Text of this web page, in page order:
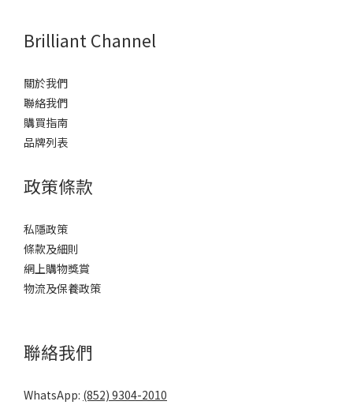
Brilliant Channel
關於我們
聯絡我們
購買指南
品牌列表
政策條款
私隱政策
條款及細則
網上購物獎賞
物流及保養政策
聯絡我們
WhatsApp: (852) 9304-2010